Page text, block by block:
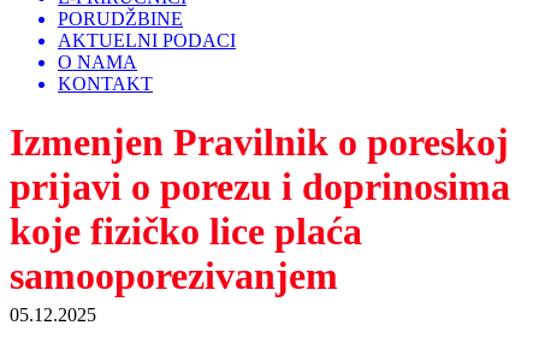
PORUDŽBINE
AKTUELNI PODACI
O NAMA
KONTAKT
Izmenjen Pravilnik o poreskoj
prijavi o porezu i doprinosima
koje fizičko lice plaća
samooporezivanjem
05.12.2025